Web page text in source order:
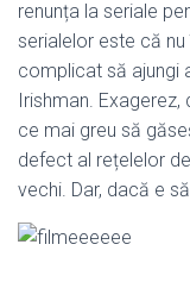
renunța la seriale
serialelor este că
complicat să ajungi
Irishman. Exagerez,
ce mai greu să
defect al rețelelor
vechi. Dar, dacă e